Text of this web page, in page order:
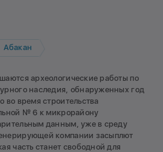
Абакан
археологические работы по
наследия, обнаруженных год
во время строительства
№ 6 к микрорайону
данным, уже в среду
компании засыплют
часть станет свободной для